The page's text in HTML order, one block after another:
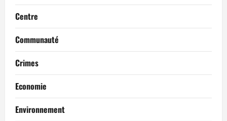
Centre
Communauté
Crimes
Economie
Environnement